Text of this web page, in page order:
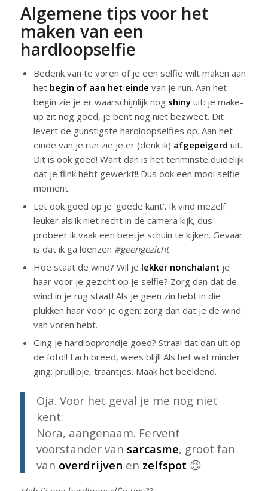
Algemene tips voor het
maken van een
hardloopselfie
Bedenk van te voren of je een selfie wilt maken aan
hetbegin of aan het einde van je run. Aan het
begin zie je er waarschijnlijk nog shinyuit: je make-
up zit nog goed, je bent nog niet bezweet. Dit
levert de gunstigste hardloopselfies op. Aan het
einde van je run zie je er (denk ik) afgepeigerd uit.
Dit is ook goed! Want dan is het tenminste duidelijk
dat je flink hebt gewerkt!! Dus ook een mooi selfie-
moment.
Let ook goed op je ‘goede kant’. Ik vind mezelf
leuker als ik niet recht in de camera kijk, dus
probeer ik vaak een beetje schuin te kijken. Gevaar
is dat ik ga loenzen #geengezicht
Hoe staat de wind? Wil je lekker nonchalant je
haar voor je gezicht op je selfie? Zorg dan dat de
wind in je rug staat! Als je geen zin hebt in die
plukken haar voor je ogen: zorg dan dat je de wind
van voren hebt.
Ging je hardlooprondje goed? Straal dat dan uit op
de foto!! Lach breed, wees blij!! Als het wat minder
ging: pruillipje, traantjes. Maak het beeldend.
Oja. Voor het geval je me nog niet
kent:
Nora, aangenaam. Fervent
voorstander van sarcasme, groot fan
van overdrijven en zelfspot 😉